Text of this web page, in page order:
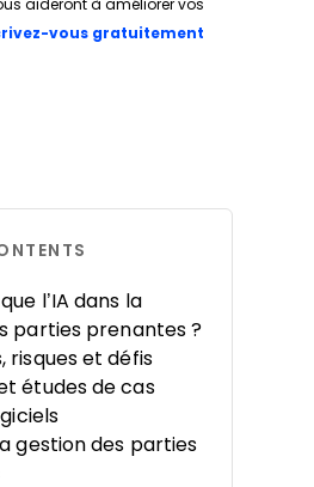
aideront à améliorer vos
vous gratuitement
l’IA dans la
parties prenantes ?
risques et défis
études de cas
gestion des parties